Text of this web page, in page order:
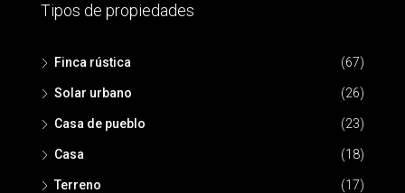
Tipos de propiedades
Finca rústica (67)
Solar urbano (26)
Casa de pueblo (23)
Casa (18)
Terreno (17)